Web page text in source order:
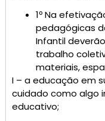
1º Na
pedagógicas
Infantil
trabalho
materiais,
I – a educação em
cuidado como algo
educativo;